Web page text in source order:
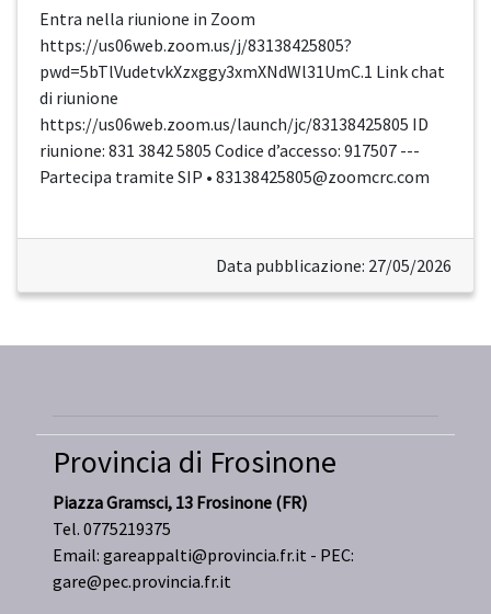
Entra nella riunione in Zoom
https://us06web.zoom.us/j/83138425805?
pwd=5bTlVudetvkXzxggy3xmXNdWl31UmC.1 Link chat
di riunione
https://us06web.zoom.us/launch/jc/83138425805 ID
riunione: 831 3842 5805 Codice d’accesso: 917507 ---
Partecipa tramite SIP • 83138425805@zoomcrc.com
Data pubblicazione: 27/05/2026
Provincia di Frosinone
Piazza Gramsci, 13 Frosinone (FR)
Tel. 0775219375
Email: gareappalti@provincia.fr.it - PEC:
gare@pec.provincia.fr.it